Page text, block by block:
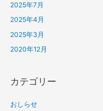
2025年7月
2025年4月
2025年3月
2020年12月
カテゴリー
おしらせ